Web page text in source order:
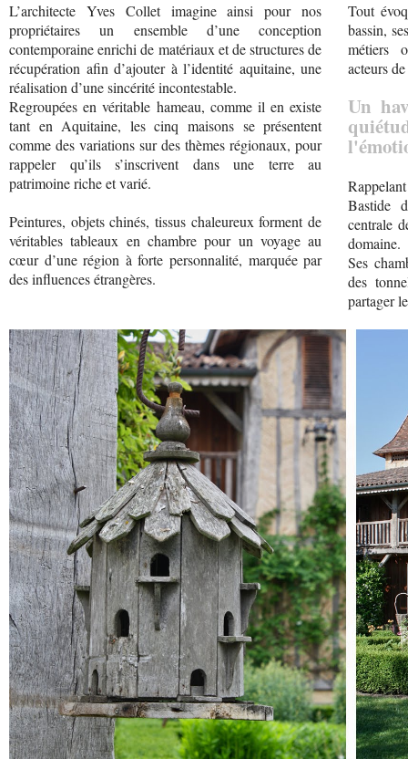
L’architecte Yves Collet imagine ainsi pour nos
propriétaires un ensemble d’une conception
contemporaine enrichi de matériaux et de structures de
récupération afin d’ajouter à l’identité aquitaine, une
réalisation d’une sincérité incontestable.
Regroupées en véritable hameau, comme il en existe
tant en Aquitaine, les cinq maisons se présentent
comme des variations sur des thèmes régionaux, pour
rappeler qu’ils s’inscrivent dans une terre au
patrimoine riche et varié.
Peintures, objets chinés, tissus chaleureux forment de
véritables tableaux en chambre pour un voyage au
cœur d’une région à forte personnalité, marquée par
des influences étrangères.
Tout
bassin,
métiers
acteurs
Un
Bastide
centrale
domaine.
Ses
des
partager